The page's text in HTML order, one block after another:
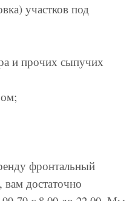
участков под
и прочих сыпучих
фронтальный
вам достаточно